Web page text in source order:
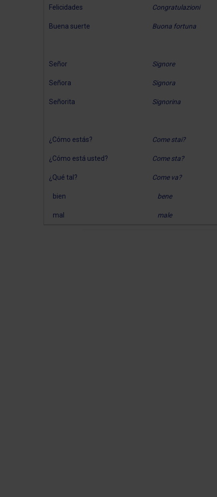
Felicidades Congratulazioni
Buena suerte Buona fortuna
Señor Signore
Señora Signora
Señorita Signorina
¿Cómo estás? Come stai?
¿Cómo está usted? Come sta?
¿Qué tal? Come va?
bien bene
mal male